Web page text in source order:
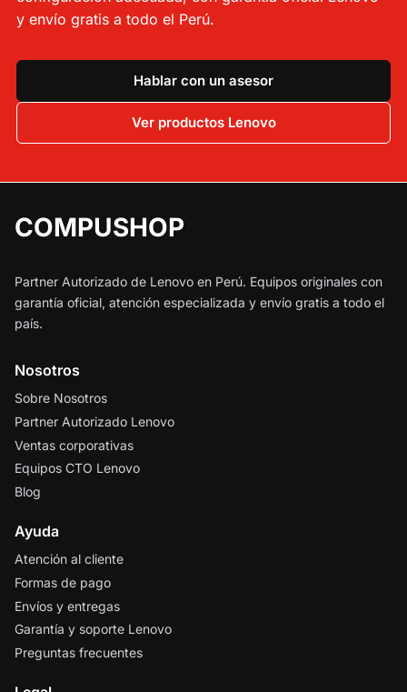
y envío gratis a todo el Perú.
Hablar con un asesor
Ver productos Lenovo
COMPUSHOP
Partner Autorizado de Lenovo en Perú. Equipos originales con
garantía oficial, atención especializada y envío gratis a todo el
país.
Nosotros
Sobre Nosotros
Partner Autorizado Lenovo
Ventas corporativas
Equipos CTO Lenovo
Blog
Ayuda
Atención al cliente
Formas de pago
Envíos y entregas
Garantía y soporte Lenovo
Preguntas frecuentes